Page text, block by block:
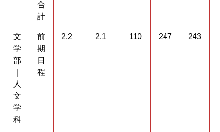
合
計
文
学
部
人
文
学
科
前
期
日
程
2.2 2.1 110 247 243